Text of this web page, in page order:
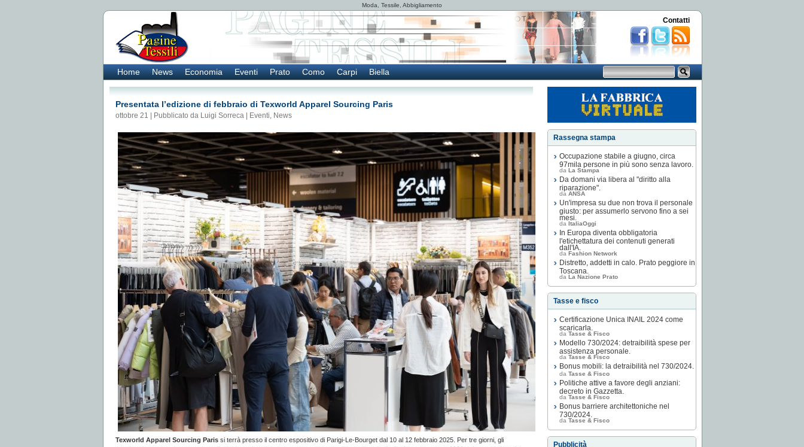
Moda, Tessile, Abbigliamento
Contatti
Home News Economia Eventi Prato Como Carpi Biella
Presentata l’edizione di febbraio di Texworld Apparel Sourcing Paris
ottobre 21 | Pubblicato da Luigi Sorreca | Eventi, News
Texworld Apparel Sourcing Paris si terrà presso il centro espositivo di Parigi-Le-Bourget dal 10 al 12 febbraio 2025. Per tre giorni, gli
Rassegna stampa
Occupazione stabile a giugno, circa
97mila persone in più sono senza lavoro.
da La Stampa
Da domani via libera al "diritto alla
riparazione".
da ANSA
Un'impresa su due non trova il personale
giusto: per assumerlo servono fino a sei
mesi.
da ItaliaOggi
In Europa diventa obbligatoria
l'etichettatura dei contenuti generati
dall'IA.
da Fashion Network
Distretto, addetti in calo. Prato peggiore in
Toscana.
da La Nazione Prato
Tasse e fisco
Certificazione Unica INAIL 2024 come
scaricarla.
da Tasse & Fisco
Modello 730/2024: detraibilità spese per
assistenza personale.
da Tasse & Fisco
Bonus mobili: la detraibilità nel 730/2024.
da Tasse & Fisco
Politiche attive a favore degli anziani:
decreto in Gazzetta.
da Tasse & Fisco
Bonus barriere architettoniche nel
730/2024.
da Tasse & Fisco
Pubblicità